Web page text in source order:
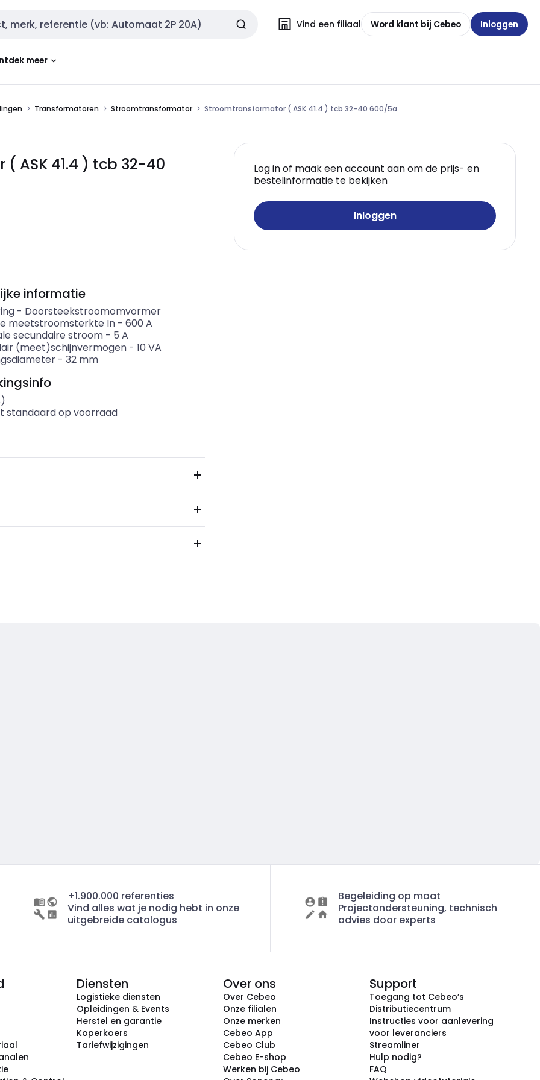
Vind een filiaal Word klant bij Cebeo Inloggen
meer
Transformatoren Stroomtransformator Stroomtransformator ( ASK 41.4 ) tcb 32-40 600/5a
ASK 41.4 ) tcb 32-40
Log in of maak een account aan om de prijs- en
bestelinformatie te bekijken
Inloggen
informatie
- Doorsteekstroomomvormer
meetstroomsterkte In- 600 A
secundaire stroom- 5 A
(meet)schijnvermogen- 10 VA
- 32 mm
standaard op voorraad
+1.900.000 referenties
Vind alles wat je nodig hebt in onze
uitgebreide catalogus
Begeleiding op maat
Projectondersteuning, technisch
advies door experts
Diensten
Logistieke diensten
Opleidingen & Events
Herstel en garantie
Koperkoers
Tariefwijzigingen
Over ons
Over Cebeo
Onze filialen
Onze merken
Cebeo App
Cebeo Club
Cebeo E-shop
Werken bij Cebeo
Support
Toegang tot Cebeo’s
Distributiecentrum
Instructies voor aanlevering
voor leveranciers
Streamliner
Hulp nodig?
FAQ